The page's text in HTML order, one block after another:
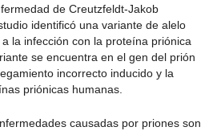
de Creutzfeldt-Jakob
identificó una variante de alelo
la infección con la proteína priónica
se encuentra en el gen del prión
incorrecto inducido y la
priónicas humanas.
causadas por priones son